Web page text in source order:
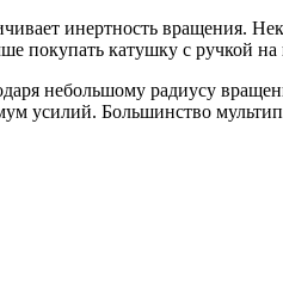
инертность вращения.
покупать катушку с ручкой
небольшому радиусу
усилий. Большинство